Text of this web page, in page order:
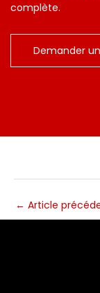
complète.
Demander
← Article